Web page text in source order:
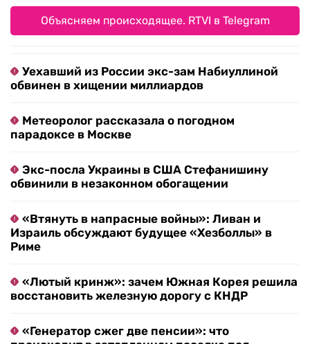
Объясняем происходящее. RTVI в Telegram
Уехавший из России экс-зам Набиуллиной
обвинен в хищении миллиардов
Метеоролог рассказала о погодном
парадоксе в Москве
Экс-посла Украины в США Стефанишину
обвинили в незаконном обогащении
«Втянуть в напрасные войны»: Ливан и
Израиль обсуждают будущее «Хезболлы» в
Риме
«Лютый кринж»: зачем Южная Корея решила
восстановить железную дорогу с КНДР
«Генератор сжег две пенсии»: что